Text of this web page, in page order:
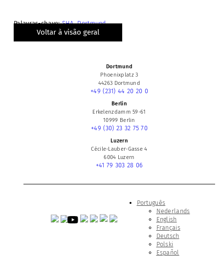
Palavras-chave: SHA,Dortmund
Voltar à visão geral
Dortmund
Phoenixplatz 3
44263 Dortmund
+49 (231) 44 20 20 0
Berlin
Erkelenzdamm 59-61
10999 Berlin
+49 (30) 23 32 75 70
Luzern
Cécile-Lauber-Gasse 4
6004 Luzern
+41 79 303 28 06
Português
Nederlands
English
Français
Deutsch
Polski
Español